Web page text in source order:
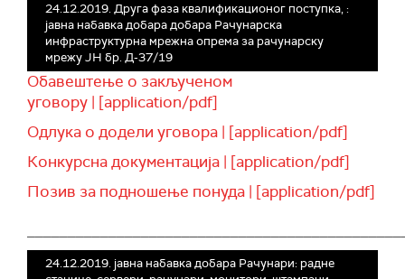
24.12.2019. Друга фаза квалификационог поступка, :
јавна набавка добара добара Рачунарска
инфраструктурна мрежна опрема за рачунарску
мрежу ЈН бр. Д-37/19
Обавештење о закљученом
уговору | [application/pdf]
Одлука о додели уговора | [application/pdf]
Конкурсна документација | [application/pdf]
Позив за подношење понуда | [application/pdf]
24.12.2019. јавна набавка добара Рачунари: радне